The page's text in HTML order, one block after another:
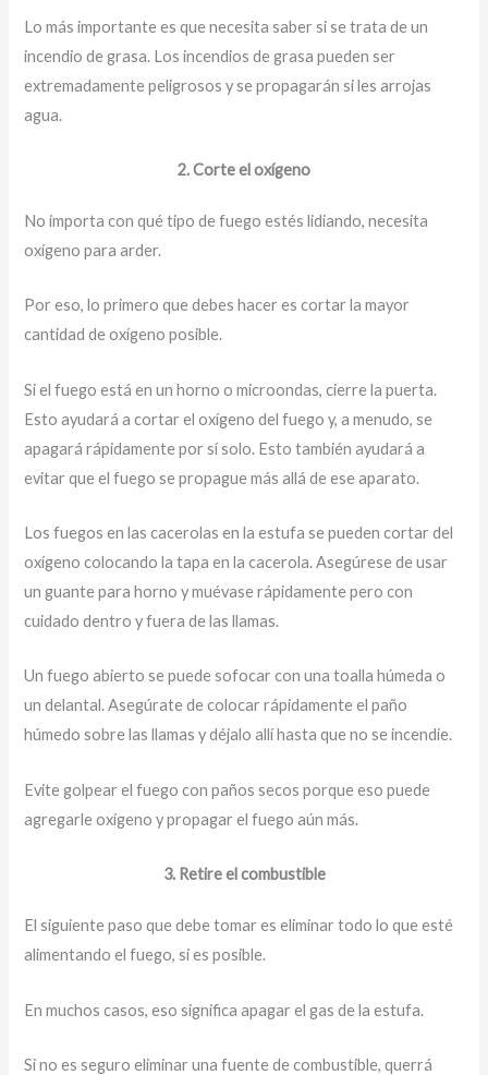
Lo más importante es que necesita saber si se trata de un
incendio de grasa. Los incendios de grasa pueden ser
extremadamente peligrosos y se propagarán si les arrojas
agua.
2. Corte el oxígeno
No importa con qué tipo de fuego estés lidiando, necesita
oxígeno para arder.
Por eso, lo primero que debes hacer es cortar la mayor
cantidad de oxígeno posible.
Si el fuego está en un horno o microondas, cierre la puerta.
Esto ayudará a cortar el oxígeno del fuego y, a menudo, se
apagará rápidamente por sí solo. Esto también ayudará a
evitar que el fuego se propague más allá de ese aparato.
Los fuegos en las cacerolas en la estufa se pueden cortar del
oxígeno colocando la tapa en la cacerola. Asegúrese de usar
un guante para horno y muévase rápidamente pero con
cuidado dentro y fuera de las llamas.
Un fuego abierto se puede sofocar con una toalla húmeda o
un delantal. Asegúrate de colocar rápidamente el paño
húmedo sobre las llamas y déjalo allí hasta que no se incendie.
Evite golpear el fuego con paños secos porque eso puede
agregarle oxígeno y propagar el fuego aún más.
3. Retire el combustible
El siguiente paso que debe tomar es eliminar todo lo que esté
alimentando el fuego, si es posible.
En muchos casos, eso significa apagar el gas de la estufa.
Si no es seguro eliminar una fuente de combustible, querrá